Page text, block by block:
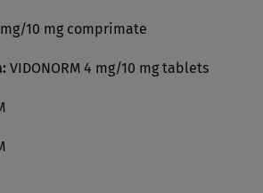
mg/10 mg comprimate
VIDONORM 4 mg/10 mg tablets